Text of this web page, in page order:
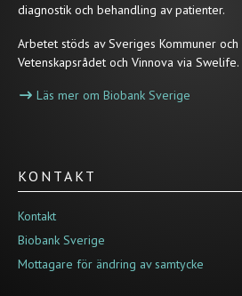
diagnostik och behandling av patienter.
Arbetet stöds av Sveriges Kommuner och
Vetenskapsrådet och Vinnova via Swelife.
Läs mer om Biobank Sverige
KONTAKT
Kontakt
Biobank Sverige
Mottagare för ändring av samtycke